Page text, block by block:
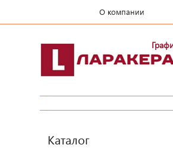
О компании
Каталог